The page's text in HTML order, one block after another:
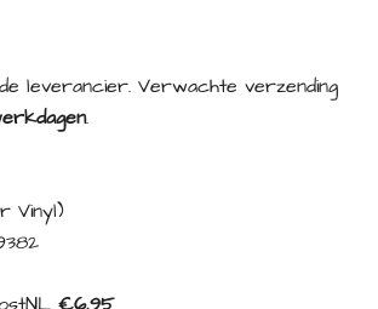
leverancier. Verwachte verzending
.
Vinyl)